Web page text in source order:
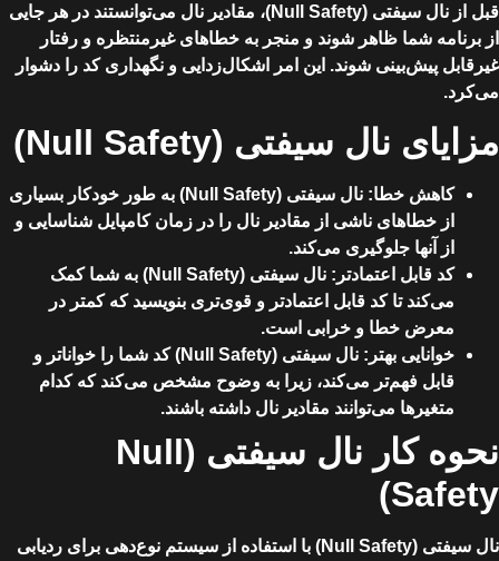
قبل از نال سیفتی (Null Safety)، مقادیر نال می‌توانستند در هر جایی
از برنامه شما ظاهر شوند و منجر به خطاهای غیرمنتظره و رفتار
غیرقابل پیش‌بینی شوند. این امر اشکال‌زدایی و نگهداری کد را دشوار
می‌کرد.
مزایای نال سیفتی (Null Safety)
کاهش خطا
: نال سیفتی (Null Safety) به طور خودکار بسیاری
از خطاهای ناشی از مقادیر نال را در زمان کامپایل شناسایی و
از آنها جلوگیری می‌کند.
کد قابل اعتمادتر
: نال سیفتی (Null Safety) به شما کمک
می‌کند تا کد قابل اعتمادتر و قوی‌تری بنویسید که کمتر در
معرض خطا و خرابی است.
خوانایی بهتر
: نال سیفتی (Null Safety) کد شما را خواناتر و
قابل فهم‌تر می‌کند، زیرا به وضوح مشخص می‌کند که کدام
متغیرها می‌توانند مقادیر نال داشته باشند.
نحوه کار نال سیفتی (Null
Safety)
نال سیفتی (Null Safety) با استفاده از سیستم نوع‌دهی برای ردیابی